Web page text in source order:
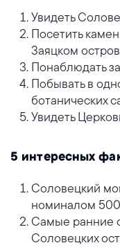
Увидеть
Посетить
Заяцком
Понаблюдать
Побывать в
ботанических
Увидеть
5 интересных
Соловецкий
номиналом
Самые ранние
Соловецких